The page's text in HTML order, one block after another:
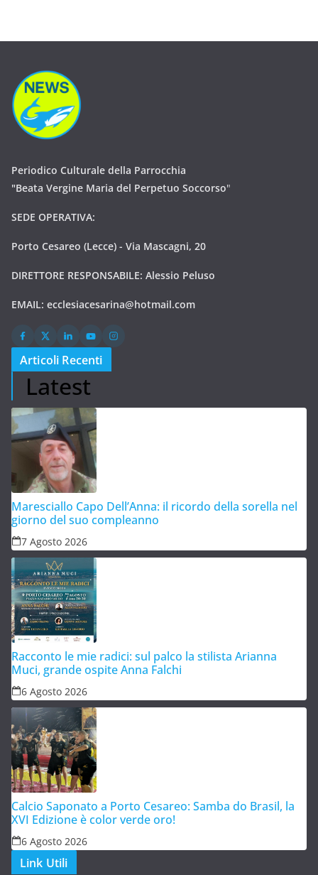
Periodico Culturale della Parrocchia
"Beata Vergine Maria del Perpetuo Soccorso"
SEDE OPERATIVA:
Porto Cesareo (Lecce) - Via Mascagni, 20
DIRETTORE RESPONSABILE: Alessio Peluso
EMAIL: ecclesiacesarina@hotmail.com
Articoli Recenti
Latest
Maresciallo Capo Dell’Anna: il ricordo della sorella nel
giorno del suo compleanno
7 Agosto 2026
Racconto le mie radici: sul palco la stilista Arianna
Muci, grande ospite Anna Falchi
6 Agosto 2026
Calcio Saponato a Porto Cesareo: Samba do Brasil, la
XVI Edizione è color verde oro!
6 Agosto 2026
Link Utili